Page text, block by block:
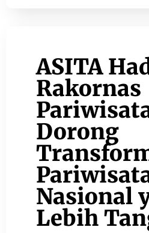
ASITA
Rakornas
Dorong
Nasional
Lebih